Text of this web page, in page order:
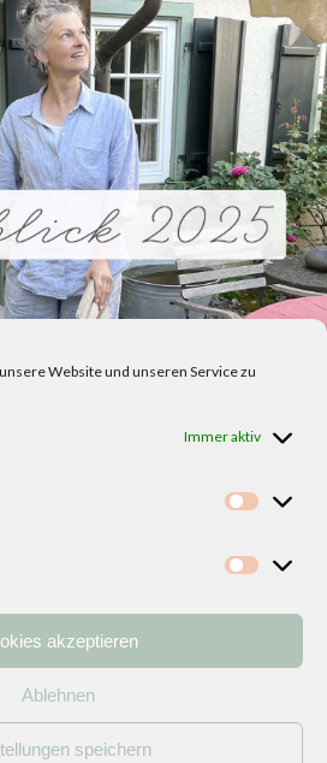
Website und unseren Service zu
Immer aktiv
akzeptieren
Ablehnen
speichern
Kontakt
/ Datenschutzerklärung